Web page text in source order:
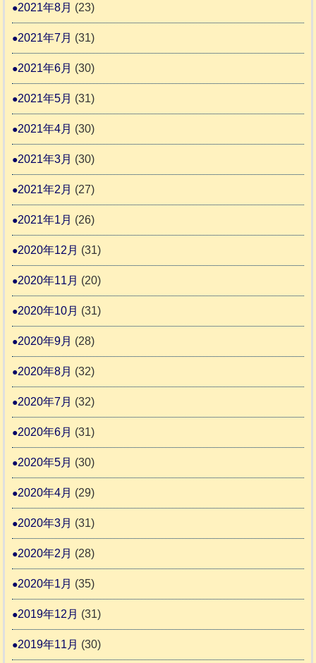
2021年8月 (23)
2021年7月 (31)
2021年6月 (30)
2021年5月 (31)
2021年4月 (30)
2021年3月 (30)
2021年2月 (27)
2021年1月 (26)
2020年12月 (31)
2020年11月 (20)
2020年10月 (31)
2020年9月 (28)
2020年8月 (32)
2020年7月 (32)
2020年6月 (31)
2020年5月 (30)
2020年4月 (29)
2020年3月 (31)
2020年2月 (28)
2020年1月 (35)
2019年12月 (31)
2019年11月 (30)